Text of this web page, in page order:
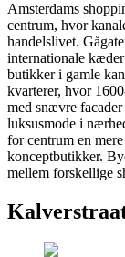
Amsterdams
centrum, hvor
handelslivet.
internationale
butikker i gamle
kvarterer, hvor
med snævre
luksusmode i
for centrum en
konceptbutikker.
mellem forskellige